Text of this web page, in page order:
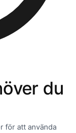
du
för att använda